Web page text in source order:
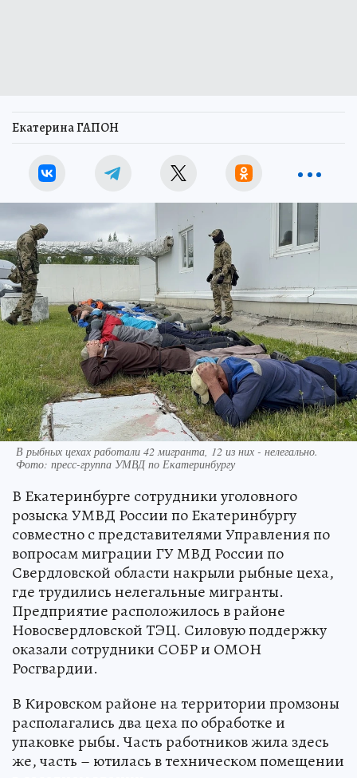
Екатерина ГАПОН
В рыбных цехах работали 42 мигранта, 12 из них - нелегально.
Фото: пресс-группа УМВД по Екатеринбургу
В Екатеринбурге сотрудники уголовного
розыска УМВД России по Екатеринбургу
совместно с представителями Управления по
вопросам миграции ГУ МВД России по
Свердловской области накрыли рыбные цеха,
где трудились нелегальные мигранты.
Предприятие расположилось в районе
Новосвердловской ТЭЦ. Силовую поддержку
оказали сотрудники СОБР и ОМОН
Росгвардии.
В Кировском районе на территории промзоны
располагались два цеха по обработке и
упаковке рыбы. Часть работников жила здесь
же, часть – ютилась в техническом помещении